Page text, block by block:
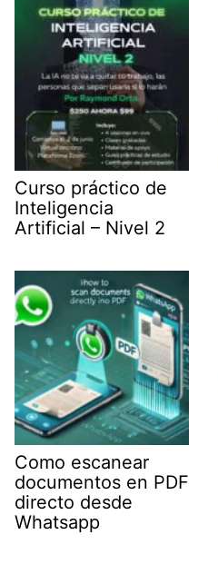
r
)
Curso práctico de
Inteligencia
Artificial – Nivel 2
Como escanear
documentos en PDF
directo desde
Whatsapp